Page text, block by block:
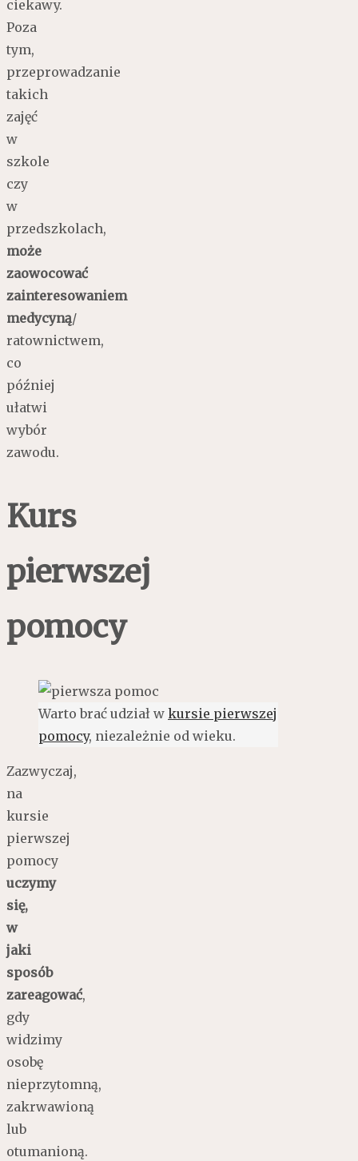
ciekawy.
Poza
tym,
przeprowadzanie
takich
zajęć
w
szkole
czy
w
przedszkolach,
może
zaowocować
zainteresowaniem
medycyną/
ratownictwem,
co
później
ułatwi
wybór
zawodu.
Kurs
pierwszej
pomocy
Warto brać udział w kursie pierwszej
pomocy, niezależnie od wieku.
Zazwyczaj,
na
kursie
pierwszej
pomocy
uczymy
się,
w
jaki
sposób
zareagować,
gdy
widzimy
osobę
nieprzytomną,
zakrwawioną
lub
otumanioną.